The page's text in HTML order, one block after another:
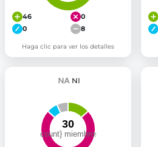
46
0
0
8
Haga clic para ver los detalles
NI